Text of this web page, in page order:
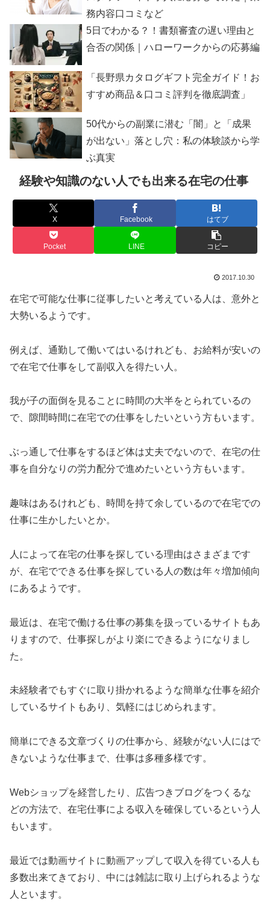
務内容口コミなど
5日でわかる？！書類審査の遅い理由と
合否の関係｜ハローワークからの応募編
「長野県カタログギフト完全ガイド！お
すすめ商品＆口コミ評判を徹底調査」
50代からの副業に潜む「闇」と「成果
が出ない」落とし穴：私の体験談から学
ぶ真実
経験や知識のない人でも出来る在宅の仕事
X Facebook はてブ
Pocket LINE コピー
2017.10.30
在宅で可能な仕事に従事したいと考えている人は、意外と
大勢いるようです。
例えば、通勤して働いてはいるけれども、お給料が安いの
で在宅で仕事をして副収入を得たい人。
我が子の面倒を見ることに時間の大半をとられているの
で、隙間時間に在宅での仕事をしたいという方もいます。
ぶっ通しで仕事をするほど体は丈夫でないので、在宅の仕
事を自分なりの労力配分で進めたいという方もいます。
趣味はあるけれども、時間を持て余しているので在宅での
仕事に生かしたいとか。
人によって在宅の仕事を探している理由はさまざまです
が、在宅でできる仕事を探している人の数は年々増加傾向
にあるようです。
最近は、在宅で働ける仕事の募集を扱っているサイトもあ
りますので、仕事探しがより楽にできるようになりまし
た。
未経験者でもすぐに取り掛かれるような簡単な仕事を紹介
しているサイトもあり、気軽にはじめられます。
簡単にできる文章づくりの仕事から、経験がない人にはで
きないような仕事まで、仕事は多種多様です。
Webショップを経営したり、広告つきブログをつくるな
どの方法で、在宅仕事による収入を確保しているという人
もいます。
最近では動画サイトに動画アップして収入を得ている人も
多数出来てきており、中には雑誌に取り上げられるような
人といます。